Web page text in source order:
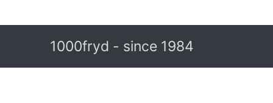
1000fryd - since 1984